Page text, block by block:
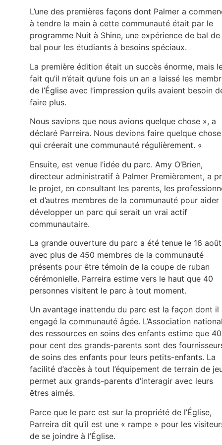
L’une des premières façons dont Palmer a
à tendre la main à cette communauté était par le
programme Nuit à Shine, une expérience de bal de
bal pour les étudiants à besoins spéciaux.
La première édition était un succès énorme, mais
fait qu’il n’était qu’une fois un an a laissé les
de l’Église avec l’impression qu’ils avaient besoin
faire plus.
Nous savions que nous avions quelque chose », a
déclaré Parreira. Nous devions faire quelque chose
qui créerait une communauté régulièrement. «
Ensuite, est venue l’idée du parc. Amy O’Brien,
directeur administratif à Palmer Premièrement, a
le projet, en consultant les parents, les
et d’autres membres de la communauté pour aider
développer un parc qui serait un vrai actif
communautaire.
La grande ouverture du parc a été tenue le 16
avec plus de 450 membres de la communauté
présents pour être témoin de la coupe de ruban
cérémonielle. Parreira estime vers le haut que 40
personnes visitent le parc à tout moment.
Un avantage inattendu du parc est la façon dont il
engagé la communauté âgée. L’Association
des ressources en soins des enfants estime que 40
pour cent des grands-parents sont des
de soins des enfants pour leurs petits-enfants. La
facilité d’accès à tout l’équipement de terrain de
permet aux grands-parents d’interagir avec leurs
êtres aimés.
Parce que le parc est sur la propriété de l’Église,
Parreira dit qu’il est une « rampe » pour les
de se joindre à l’Église.